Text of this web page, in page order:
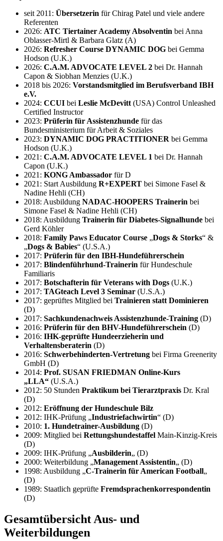
seit 2011: Übersetzerin für Chirag Patel und viele andere
Referenten
2026: ATC Tiertainer Academy Absolventin bei Anna
Oblasser-Mirtl & Barbara Glatz (A)
2026: Refresher Course DYNAMIC DOG bei Gemma
Hodson (U.K.)
2026: C.A.M. ADVOCATE LEVEL 2 bei Dr. Hannah
Capon & Siobhan Menzies (U.K.)
2018 bis 2026: Vorstandsmitglied im Berufsverband IBH
e.V.
2024: CCUI bei Leslie McDevitt (USA) Control Unleashed
Certified Instructor
2023: Prüferin für Assistenzhunde für das
Bundesministerium für Arbeit & Soziales
2023: DYNAMIC DOG PRACTITIONER bei Gemma
Hodson (U.K.)
2021: C.A.M. ADVOCATE LEVEL 1 bei Dr. Hannah
Capon (U.K.)
2021: KONG Ambassador für D
2021: Start Ausbildung R+EXPERT bei Simone Fasel &
Nadine Hehli (CH)
2018: Ausbildung NADAC-HOOPERS Trainerin bei
Simone Fasel & Nadine Hehli (CH)
2018: Ausbildung Trainerin für Diabetes-Signalhunde bei
Gerd Köhler
2018: Family Paws Educator Course „Dogs & Storks“ &
„Dogs & Babies“ (U.S.A.)
2017: Prüferin für den IBH-Hundeführerschein
2017: Blindenführhund-Trainerin für Hundeschule
Familiaris
2017: Botschafterin für Veterans with Dogs (U.K.)
2017: TAGteach Level 3 Seminar (U.S.A.)
2017: geprüftes Mitglied bei Trainieren statt Dominieren
(D)
2017: Sachkundenachweis Assistenzhunde-Training (D)
2016: Prüferin für den BHV-Hundeführerschein (D)
2016: IHK-geprüfte Hundeerzieherin und
Verhaltensberaterin (D)
2016: Schwerbehinderten-Vertretung bei Firma Greenerity
GmbH (D)
2014: Prof. SUSAN FRIEDMAN Online-Kurs
„LLA“ (U.S.A.)
2012: 50 Stunden Praktikum bei Tierarztpraxis Dr. Kral
(D)
2012: Eröffnung der Hundeschule Bilz
2012: IHK-Prüfung „Industriefachwirtin“ (D)
2010: 1. Hundetrainer-Ausbildung (D)
2009: Mitglied bei Rettungshundestaffel Main-Kinzig-Kreis
(D)
2009: IHK-Prüfung „Ausbilderin„ (D)
2000: Weiterbildung „Management Assistentin„ (D)
1998: Ausbildung „C-Trainerin für American Football„
(D)
1989: Staatlich geprüfte Fremdsprachenkorrespondentin
(D)
Gesamtübersicht Aus- und
Weiterbildungen